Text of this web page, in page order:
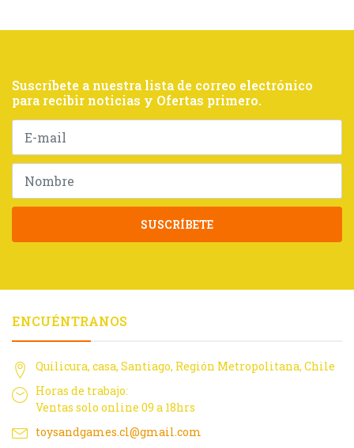
Suscríbete a nuestra lista de correo electrónico
para recibir noticias y Ofertas primero.
SUSCRÍBETE
ENCUÉNTRANOS
Quilicura, casa, Santiago, Región Metropolitana, Chile
Horas de trabajo:
Ventas solo online 09 a 18hrs
toysandgames.cl@gmail.com